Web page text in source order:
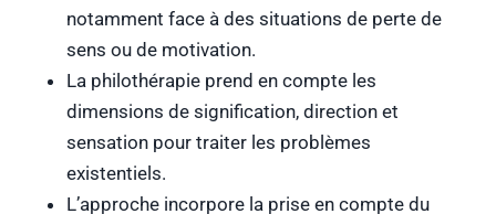
notamment face à des situations de perte de
sens ou de motivation.
La philothérapie prend en compte les
dimensions de signification, direction et
sensation pour traiter les problèmes
existentiels.
L’approche incorpore la prise en compte du